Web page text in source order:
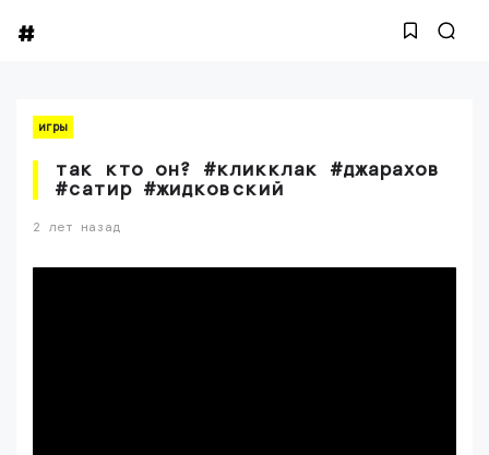
игры
так кто он? #кликклак #джарахов
#сатир #жидковский
2 лет назад